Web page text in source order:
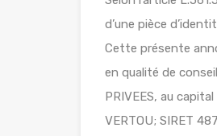
d’une pièce
Cette présente
en qualité de
PRIVEES, au
VERTOU; SIRET